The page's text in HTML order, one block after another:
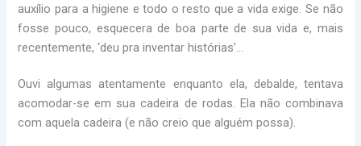
auxílio para a higiene e todo o resto que a vida exige. Se não
fosse pouco, esquecera de boa parte de sua vida e, mais
recentemente, ‘deu pra inventar histórias’…
Ouvi algumas atentamente enquanto ela, debalde, tentava
acomodar-se em sua cadeira de rodas. Ela não combinava
com aquela cadeira (e não creio que alguém possa).